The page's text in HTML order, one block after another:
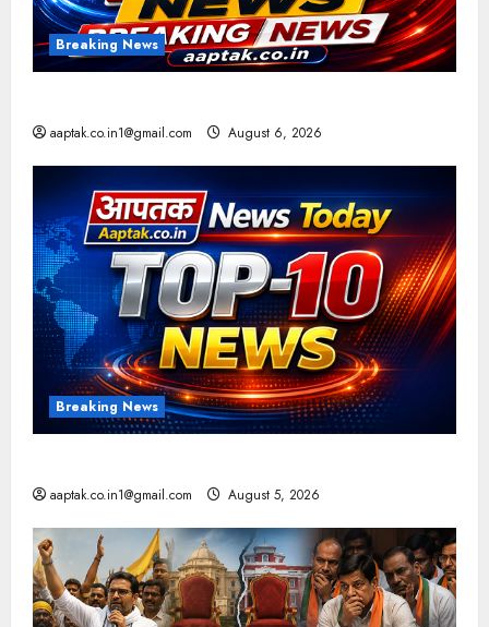
Breaking News
aaptak.co.in1@gmail.com August 6, 2026
Breaking News
aaptak.co.in1@gmail.com August 5, 2026